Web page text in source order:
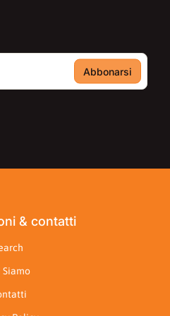
& contatti
Siamo